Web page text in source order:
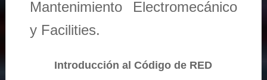
Mantenimiento Electromecánico
y Facilities.
Introducción al Código de RED